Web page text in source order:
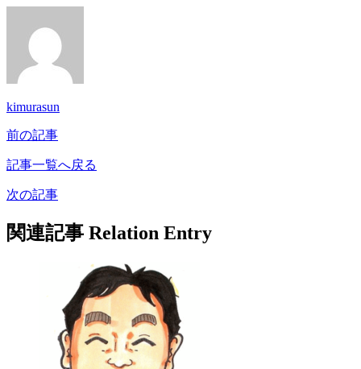
kimurasun
前の記事
記事一覧へ戻る
次の記事
関連記事 Relation Entry